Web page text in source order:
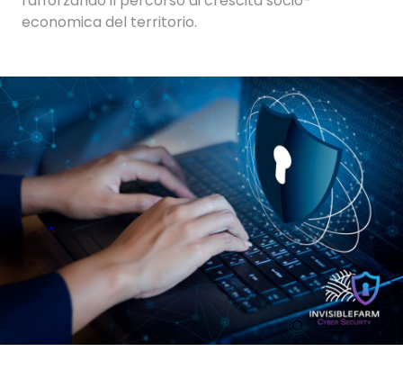
economica del territorio.